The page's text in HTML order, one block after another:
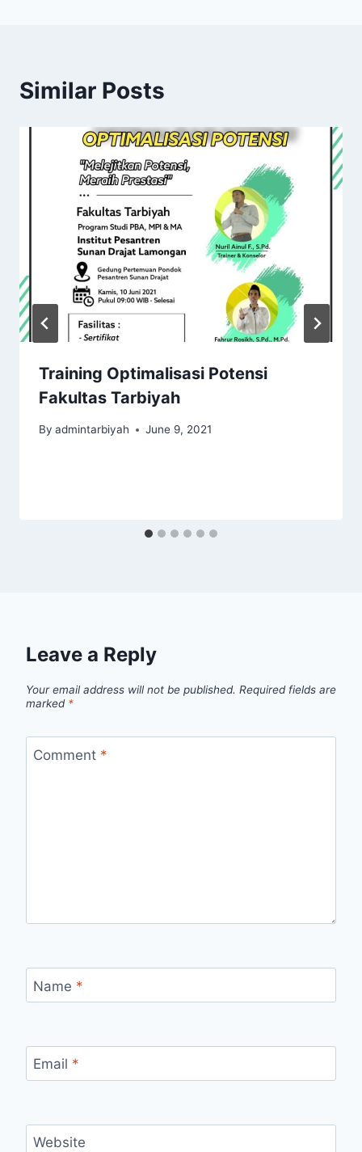
Similar Posts
Training Optimalisasi Potensi
Fakultas Tarbiyah
By admintarbiyah June 9, 2021
Leave a Reply
Your email address will not be published. Required fields are
marked *
Comment *
Name *
Email *
Website